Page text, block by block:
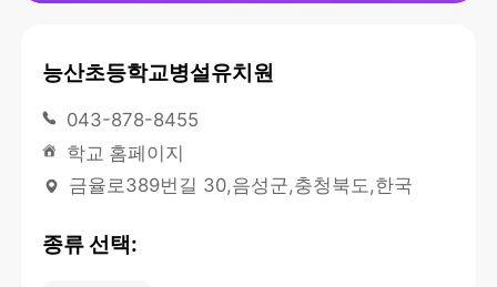
능산초등학교병설유치원
043-878-8455
학교 홈페이지
금율로389번길 30,음성군,충청북도,한국
종류 선택: